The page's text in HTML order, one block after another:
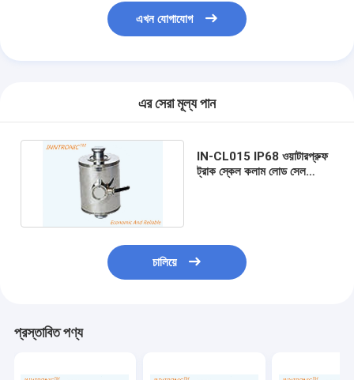
এখন যোগাযোগ
এর সেরা মূল্য পান
IN-CL015 IP68 ওয়াটারপ্রুফ
ট্রাক স্কেল কলাম লোড সেল
চালিয়ে
প্রস্তাবিত পণ্য